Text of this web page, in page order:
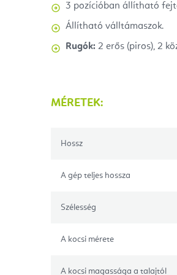
3 pozícióban állítható
Állítható válltámaszok.
Rugók: 2 erős (piros), 2
MÉRETEK:
Hossz
A gép teljes hossza
Szélesség
A kocsi mérete
A kocsi magassága a talajtól